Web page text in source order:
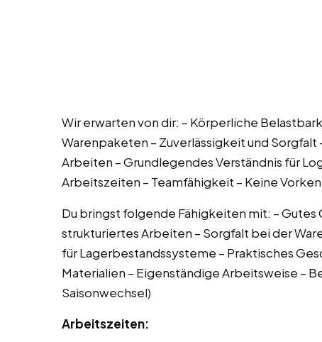
Wir erwarten von dir: – Körperliche
Warenpaketen – Zuverlässigkeit und Sorgfalt
Arbeiten – Grundlegendes Verständnis für
Arbeitszeiten – Teamfähigkeit – Keine
Du bringst folgende Fähigkeiten mit: –
strukturiertes Arbeiten – Sorgfalt bei der
für Lagerbestandssysteme – Praktisches
Materialien – Eigenständige Arbeitsweise –
Saisonwechsel)
Arbeitszeiten: